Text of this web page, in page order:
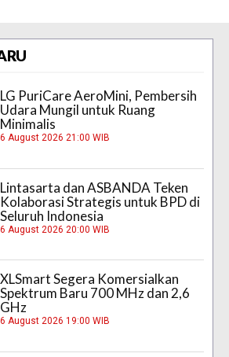
LG PuriCare AeroMini, Pembersih
Udara Mungil untuk Ruang
Minimalis
6 August 2026 21:00 WIB
Lintasarta dan ASBANDA Teken
Kolaborasi Strategis untuk BPD di
Seluruh Indonesia
6 August 2026 20:00 WIB
XLSmart Segera Komersialkan
Spektrum Baru 700 MHz dan 2,6
GHz
6 August 2026 19:00 WIB